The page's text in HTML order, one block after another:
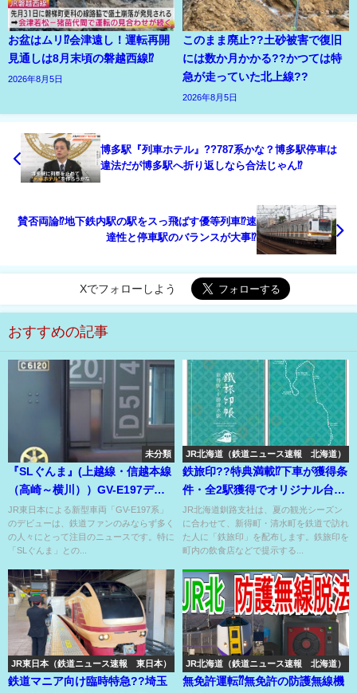
お盆はムリ⁉会津遠し！運転再開
見通しは8月末頃の磐越西線⁉
2026年8月5日
このまま廃止??土砂被害で復旧
には数か月かかる??かつては特
急が走っていた北上線??
2026年8月5日
博多駅『列車ホテル』??787系かな？博多駅停車は
違法だが博多駅へ折り返しなら合法じゃん⁉
賛否両論⁉地下鉄内駅の駅をスっ飛ばす優等列車⁉速
達性と停車駅のバランスが大事⁉
Xでフォローしよう
おすすめの記事
未分類
『SLぐんま』(上越線・信越本線
（高崎～横川））GV-E197デビ
ュー！記念イベントあり！
JR東日本による新型車両「GV-E197系」
のデビューは、鉄道ファンのみならず多く
の人々にとって注目のニュースです。特に
「SLぐんま」との...
JR北海道（鉄道ニュース速報 北海道）
鉄旅印??特典満載⁉下車が獲得条
件・全2駅獲得でオリジナル台紙
をゲット！
JR北海道釧路支社は、夏の観光シーズン
に合わせて、新得町・清水町を鉄道で訪れ
た人に「鉄旅印」を配布します。鉄旅印を
町内の飲食店などで提示する...
JR東日本（鉄道ニュース速報 東日本）
鉄道マニア向け臨時特急??埼玉
JR北海道（鉄道ニュース速報 北海道）
無免許運転⁇無免許の防護無線機